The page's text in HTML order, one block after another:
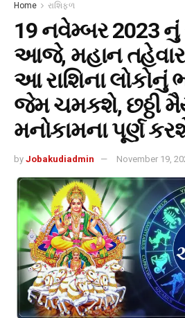
Home રાશિફળ
19 નવેમ્બર 2023 નું
આજે, મહાન તહેવાર
આ રાશિના લોકોનું
જેમ ચમકશે, છઠ્ઠી
મનોકામના પૂર્ણ
by Jobakudiadmin November 19,